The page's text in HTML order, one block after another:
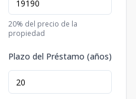
20% del precio de la
propiedad
Plazo del Préstamo (años)